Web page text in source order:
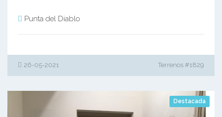
Punta del Diablo
26-05-2021 Terrenos #1829
Destacada